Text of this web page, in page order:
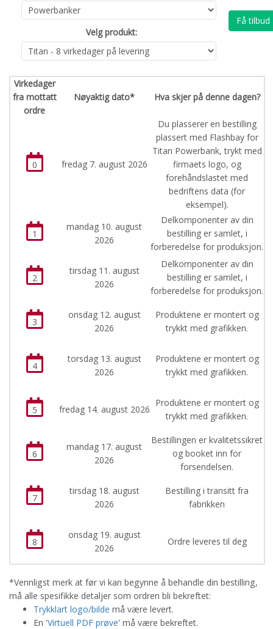
Velg produkt:
Få tilbud
Virkedager
fra mottatt
ordre
Nøyaktig dato* Hva skjer på denne dagen?
0 fredag 7. august 2026
Du plasserer en bestilling
plassert med Flashbay for
Titan Powerbank, trykt med
firmaets logo, og
forehåndslastet med
bedriftens data (for
eksempel).
1
mandag 10. august
2026
Delkomponenter av din
bestilling er samlet, i
forberedelse for produksjon.
2
tirsdag 11. august
2026
Delkomponenter av din
bestilling er samlet, i
forberedelse for produksjon.
3
onsdag 12. august
2026
Produktene er montert og
trykkt med grafikken.
4
torsdag 13. august
2026
Produktene er montert og
trykkt med grafikken.
5 fredag 14. august 2026
Produktene er montert og
trykkt med grafikken.
6
mandag 17. august
2026
Bestillingen er kvalitetssikret
og booket inn for
forsendelsen.
7
tirsdag 18. august
2026
Bestilling i transitt fra
fabrikken
8
onsdag 19. august
2026
Ordre leveres til deg
*Vennligst merk at før vi kan begynne å behandle din bestilling,
må alle spesifikke detaljer som ordren bli bekreftet:
Trykklart logo/bilde må være levert.
En 'Virtuell PDF prøve' må være bekreftet.